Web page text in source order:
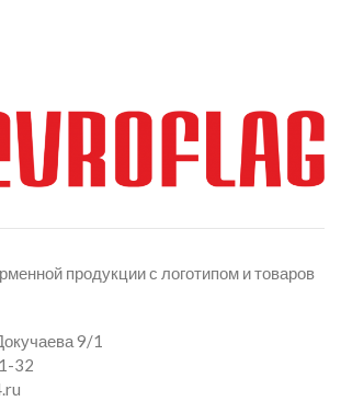
продукции с логотипом и товаров
9/1
32